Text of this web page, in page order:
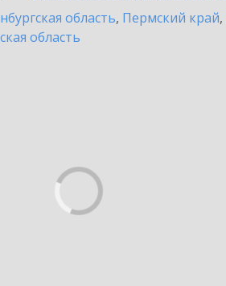
область, Пермский край,
область